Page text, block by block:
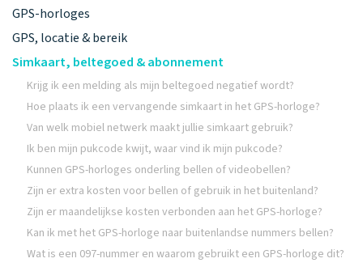
GPS-horloges
GPS, locatie & bereik
Simkaart, beltegoed & abonnement
Krijg ik een melding als mijn beltegoed negatief wordt?
Hoe plaats ik een vervangende simkaart in het GPS-horloge?
Van welk mobiel netwerk maakt jullie simkaart gebruik?
Ik ben mijn pukcode kwijt, waar vind ik mijn pukcode?
Kunnen GPS-horloges onderling bellen of videobellen?
Zijn er extra kosten voor bellen of gebruik in het buitenland?
Zijn er maandelijkse kosten verbonden aan het GPS-horloge?
Kan ik met het GPS-horloge naar buitenlandse nummers bellen?
Wat is een 097-nummer en waarom gebruikt een GPS-horloge dit?